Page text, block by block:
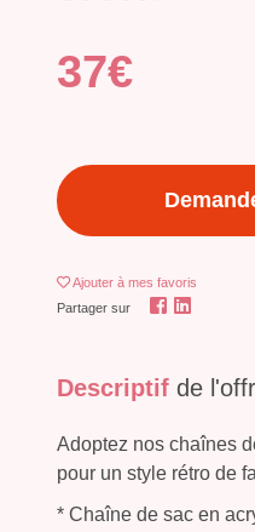
37€
Ajouter à mes favoris
Partager sur
Descriptif de
Adoptez nos chaînes
pour un style rétro de
* Chaîne de sac en